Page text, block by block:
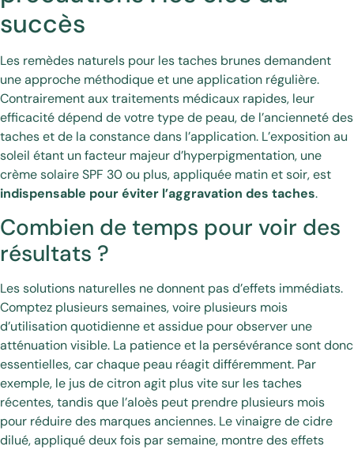
succès
Les remèdes naturels pour les taches brunes demandent
une approche méthodique et une application régulière.
Contrairement aux traitements médicaux rapides, leur
efficacité dépend de votre type de peau, de l’ancienneté des
taches et de la constance dans l’application. L’exposition au
soleil étant un facteur majeur d’hyperpigmentation, une
crème solaire SPF 30 ou plus, appliquée matin et soir, est
indispensable pour éviter l’aggravation des taches.
Combien de temps pour voir des
résultats ?
Les solutions naturelles ne donnent pas d’effets immédiats.
Comptez plusieurs semaines, voire plusieurs mois
d’utilisation quotidienne et assidue pour observer une
atténuation visible. La patience et la persévérance sont donc
essentielles, car chaque peau réagit différemment. Par
exemple, le jus de citron agit plus vite sur les taches
récentes, tandis que l’aloès peut prendre plusieurs mois
pour réduire des marques anciennes. Le vinaigre de cidre
dilué, appliqué deux fois par semaine, montre des effets